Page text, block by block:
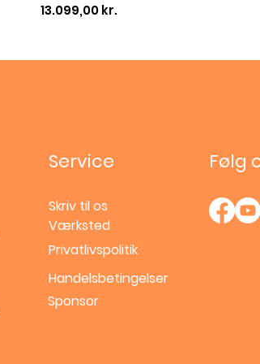
Pris
13.099,00 kr.
Service
Skriv til os
Værksted
Følg
Privatlivspolitik
Handelsbetingelser
Sponsor